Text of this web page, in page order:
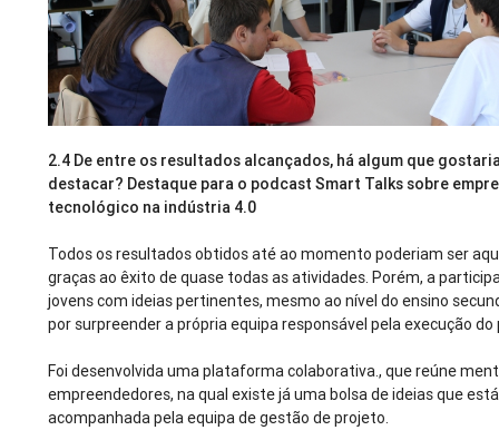
2.4 De entre os resultados alcançados, há algum que
destacar? Destaque para o podcast Smart Talks sobre
tecnológico na indústria 4.0
Todos os resultados obtidos até ao momento poderiam ser
graças ao êxito de quase todas as atividades. Porém, a
jovens com ideias pertinentes, mesmo ao nível do ensino
por surpreender a própria equipa responsável pela execução
Foi desenvolvida uma plataforma colaborativa., que reúne
empreendedores, na qual existe já uma bolsa de ideias que
acompanhada pela equipa de gestão de projeto.